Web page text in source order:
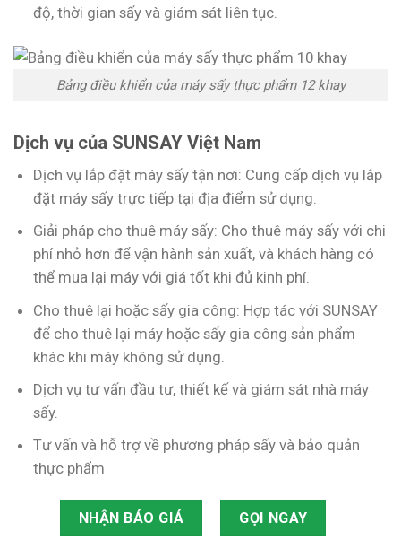
độ, thời gian sấy và giám sát liên tục.
Bảng điều khiển của máy sấy thực phẩm 12 khay
Dịch vụ của SUNSAY Việt Nam
Dịch vụ lắp đặt máy sấy tận nơi: Cung cấp dịch vụ lắp
đặt máy sấy trực tiếp tại địa điểm sử dụng.
Giải pháp cho thuê máy sấy: Cho thuê máy sấy với chi
phí nhỏ hơn để vận hành sản xuất, và khách hàng có
thể mua lại máy với giá tốt khi đủ kinh phí.
Cho thuê lại hoặc sấy gia công: Hợp tác với SUNSAY
để cho thuê lại máy hoặc sấy gia công sản phẩm
khác khi máy không sử dụng.
Dịch vụ tư vấn đầu tư, thiết kế và giám sát nhà máy
sấy.
Tư vấn và hỗ trợ về phương pháp sấy và bảo quản
thực phẩm
NHẬN BÁO GIÁ GỌI NGAY